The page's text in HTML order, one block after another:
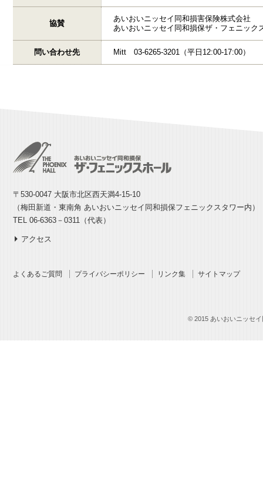
協賛
あいおいニッセイ同和損害保険株式会社
あいおいニッセイ同和損保ザ・フェニック
問い合わせ先 Mitt 03-6265-3201（平日12:00-17:00）
〒530-0047 大阪市北区西天満4-15-10
（梅田新道・東南角 あいおいニッセイ同和損保フェニックスタワー内）
TEL 06-6363－0311（代表）
アクセス
よくあるご質問 プライバシーポリシー リンク集 サイトマップ
© 2015 あいおいニッセ